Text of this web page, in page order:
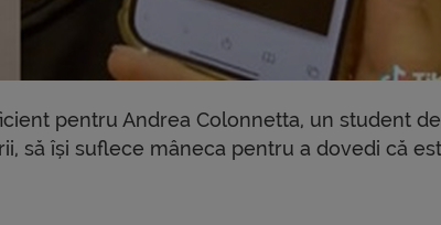
pentru Andrea Colonnetta, un student
să își suflece mâneca pentru a dovedi că